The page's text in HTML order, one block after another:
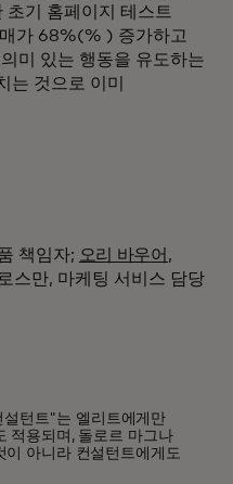
기 홈페이지 테스트
가 68%(% ) 증가하고
미 있는 행동을 유도하는
는 것으로 이미
책임자; 오리 바우어 ,
스만, 마케팅 서비스 담당
턴트"는 엘리트에게만
적용되며, 돌로르 마그나
이 아니라 컨설턴트에게도